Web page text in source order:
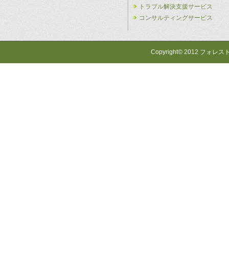
トラブル解決支援サービス
コンサルティングサービス
Copyright© 2012 フォレス